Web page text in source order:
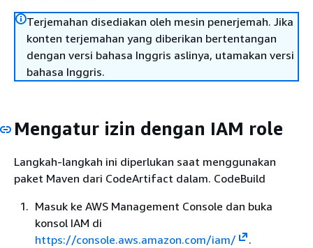
Terjemahan disediakan oleh mesin penerjemah. Jika
konten terjemahan yang diberikan bertentangan
dengan versi bahasa Inggris aslinya, utamakan versi
bahasa Inggris.
Mengatur izin dengan IAM role
Langkah-langkah ini diperlukan saat menggunakan
paket Maven dari CodeArtifact dalam. CodeBuild
Masuk ke AWS Management Console dan buka
konsol IAM di
https://console.aws.amazon.com/iam/
.